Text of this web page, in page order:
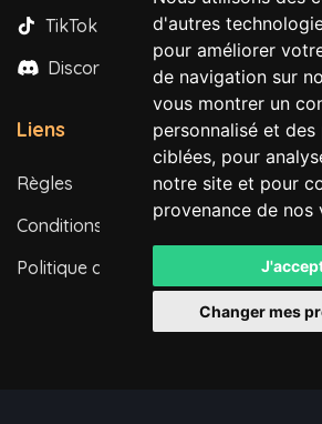
d'autres
pour améliorer
de navigation sur
vous montrer un
personnalisé et
ciblées, pour
notre site et pour
provenance de nos
Changer mes
TikTok
Discord
Liens
Règles
Conditions d'utilisation
Politique de confidentialité